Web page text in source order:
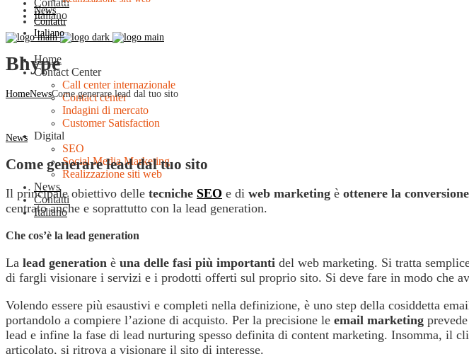
Contatti
Italiano
Home
Contact Center
Call center internazionale
Contact center
Indagini di mercato
Customer Satisfaction
Digital
SEO
Social Media Marketing
Realizzazione siti web
News
Contatti
Italiano
News
Contatti
Italiano
Bhype
HomeNewsCome generare lead dal tuo sito
News
Come generare lead dal tuo sito
Il principale obiettivo delle tecniche SEO e di web marketing è ottenere la
centrato anche e soprattutto con la lead generation.
Che cos’è la lead generation
La lead generation è una delle fasi più importanti del web marketing. Si tratta
di fargli visionare i servizi e i prodotti offerti sul proprio sito. Si deve fare in modo che
Volendo essere più esaustivi e completi nella definizione, è uno step della cosiddetta
portandolo a compiere l’azione di acquisto. Per la precisione le email marketing
lead e infine la fase di lead nurturing spesso definita di content marketing. Insomma, il
articolato, si ritrova a visionare il sito di interesse.